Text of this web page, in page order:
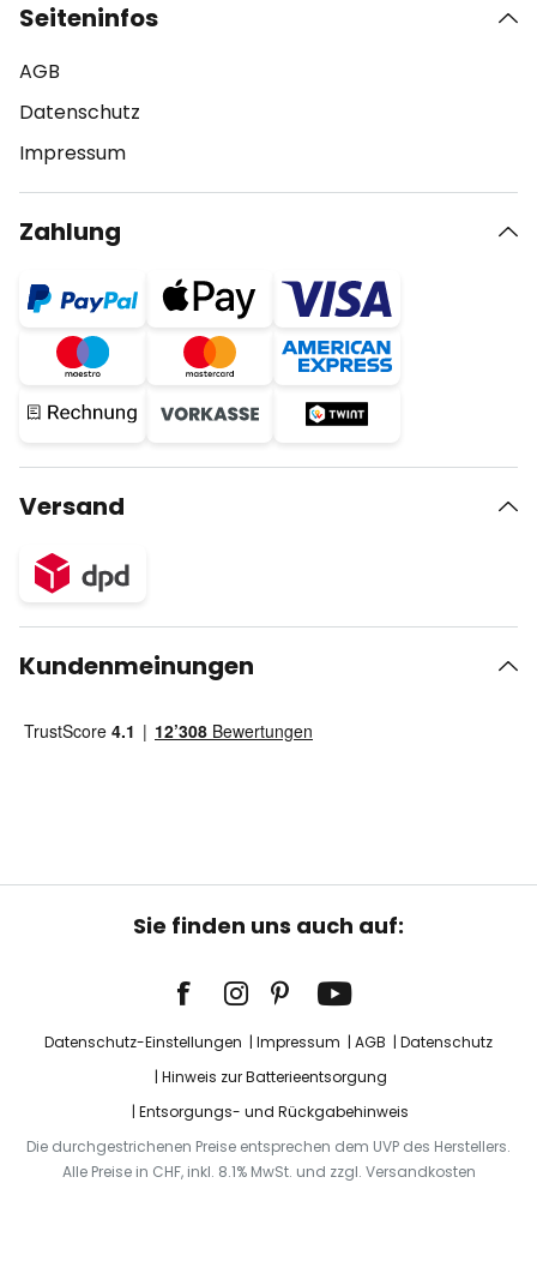
Seiteninfos
AGB
Datenschutz
Impressum
Zahlung
Versand
Kundenmeinungen
Sie finden uns auch auf:
Datenschutz-Einstellungen Impressum AGB
Datenschutz
Hinweis zur Batterieentsorgung
Entsorgungs- und Rückgabehinweis
Die durchgestrichenen Preise entsprechen dem UVP des Herstellers.
Alle Preise in CHF, inkl. 8.1% MwSt. und zzgl. Versandkosten